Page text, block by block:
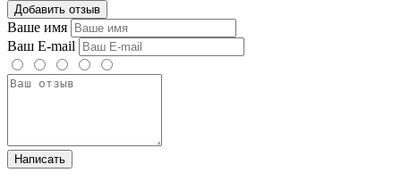
Добавить отзыв
Ваше имя
Ваш E-mail
Написать